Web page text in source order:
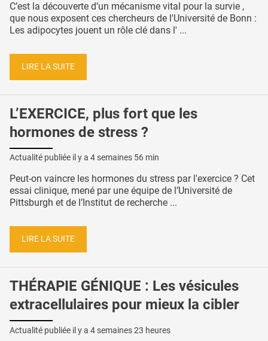
C’est la découverte d’un mécanisme vital pour la survie ,
que nous exposent ces chercheurs de l'Université de Bonn :
Les adipocytes jouent un rôle clé dans l' ...
LIRE LA SUITE
L’EXERCICE, plus fort que les
hormones de stress ?
Actualité publiée il y a 4 semaines 56 min
Peut-on vaincre les hormones du stress par l'exercice ? Cet
essai clinique, mené par une équipe de l’Université de
Pittsburgh et de l’Institut de recherche ...
LIRE LA SUITE
THÉRAPIE GÉNIQUE : Les vésicules
extracellulaires pour mieux la cibler
Actualité publiée il y a 4 semaines 23 heures